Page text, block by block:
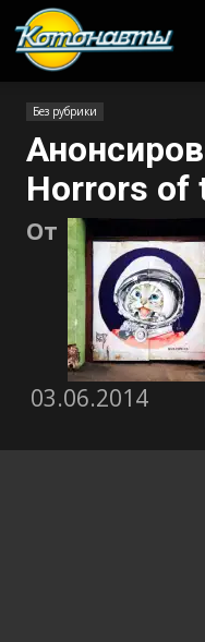
Без рубрики
Horrors of
От
03.06.2014